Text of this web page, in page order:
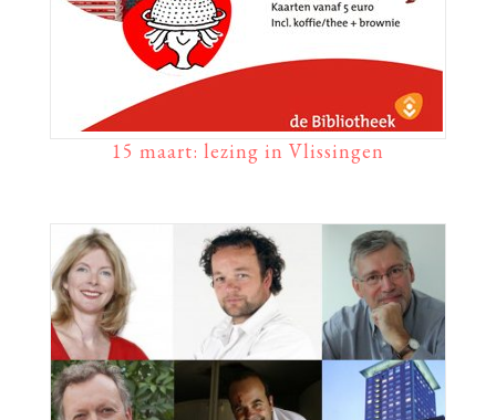
15 maart: lezing in Vlissingen